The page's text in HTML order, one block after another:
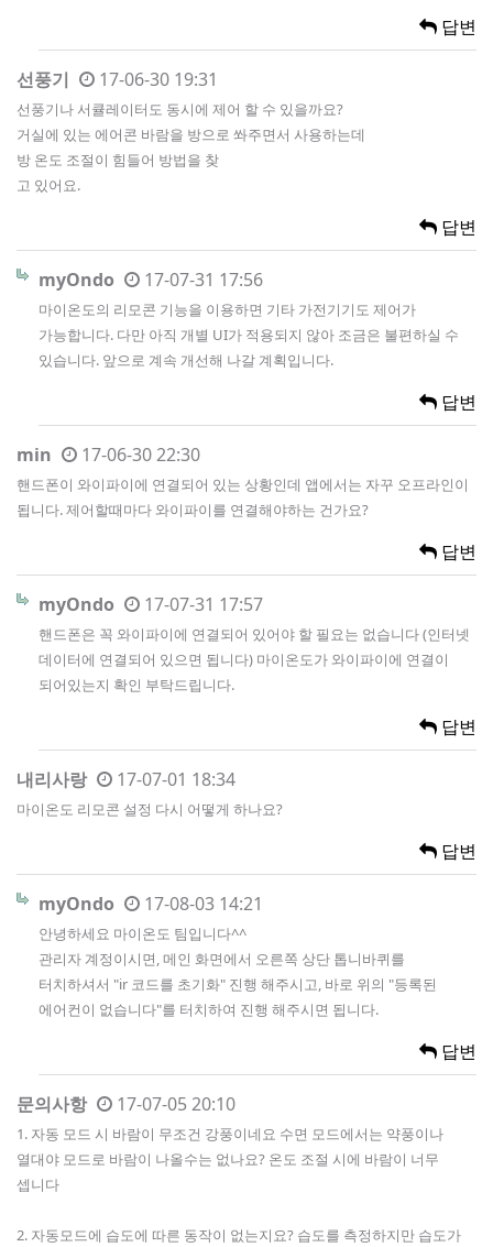
답변
선풍기 17-06-30 19:31
선풍기나 서큘레이터도 동시에 제어 할 수 있을까요?
거실에 있는 에어콘 바람을 방으로 쏴주면서 사용하는데
방 온도 조절이 힘들어 방법을 찾
고 있어요.
답변
myOndo 17-07-31 17:56
마이온도의 리모콘 기능을 이용하면 기타 가전기기도 제어가
가능합니다. 다만 아직 개별 UI가 적용되지 않아 조금은 불편하실 수
있습니다. 앞으로 계속 개선해 나갈 계획입니다.
답변
min 17-06-30 22:30
핸드폰이 와이파이에 연결되어 있는 상황인데 앱에서는 자꾸 오프라인이
됩니다. 제어할때마다 와이파이를 연결해야하는 건가요?
답변
myOndo 17-07-31 17:57
핸드폰은 꼭 와이파이에 연결되어 있어야 할 필요는 없습니다 (인터넷
데이터에 연결되어 있으면 됩니다) 마이온도가 와이파이에 연결이
되어있는지 확인 부탁드립니다.
답변
내리사랑 17-07-01 18:34
마이온도 리모콘 설정 다시 어떻게 하나요?
답변
myOndo 17-08-03 14:21
안녕하세요 마이온도 팀입니다^^
관리자 계정이시면, 메인 화면에서 오른쪽 상단 톱니바퀴를
터치하셔서 "ir 코드를 초기화" 진행 해주시고, 바로 위의 "등록된
에어컨이 없습니다"를 터치하여 진행 해주시면 됩니다.
답변
문의사항 17-07-05 20:10
1. 자동 모드 시 바람이 무조건 강풍이네요 수면 모드에서는 약풍이나
열대야 모드로 바람이 나올수는 없나요? 온도 조절 시에 바람이 너무
셉니다
2. 자동모드에 습도에 따른 동작이 없는지요? 습도를 측정하지만 습도가